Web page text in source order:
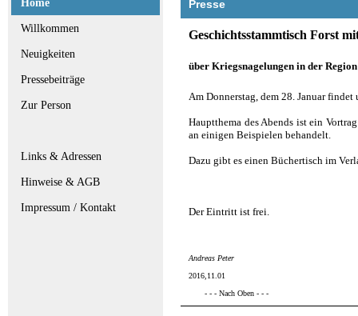
Home
Willkommen
Neuigkeiten
Pressebeiträge
Zur Person
Links & Adressen
Hinweise & AGB
Impressum / Kontakt
Presse
Geschichtsstammtisch Forst
über Kriegsnagelungen in der
Am Donnerstag, dem 28. Januar
Hauptthema des Abends ist ein
an einigen Beispielen behandelt.
Dazu gibt es einen Büchertisch im
Der Eintritt ist frei.
Andreas Peter
2016,11.01
- - - Nach Oben - - -